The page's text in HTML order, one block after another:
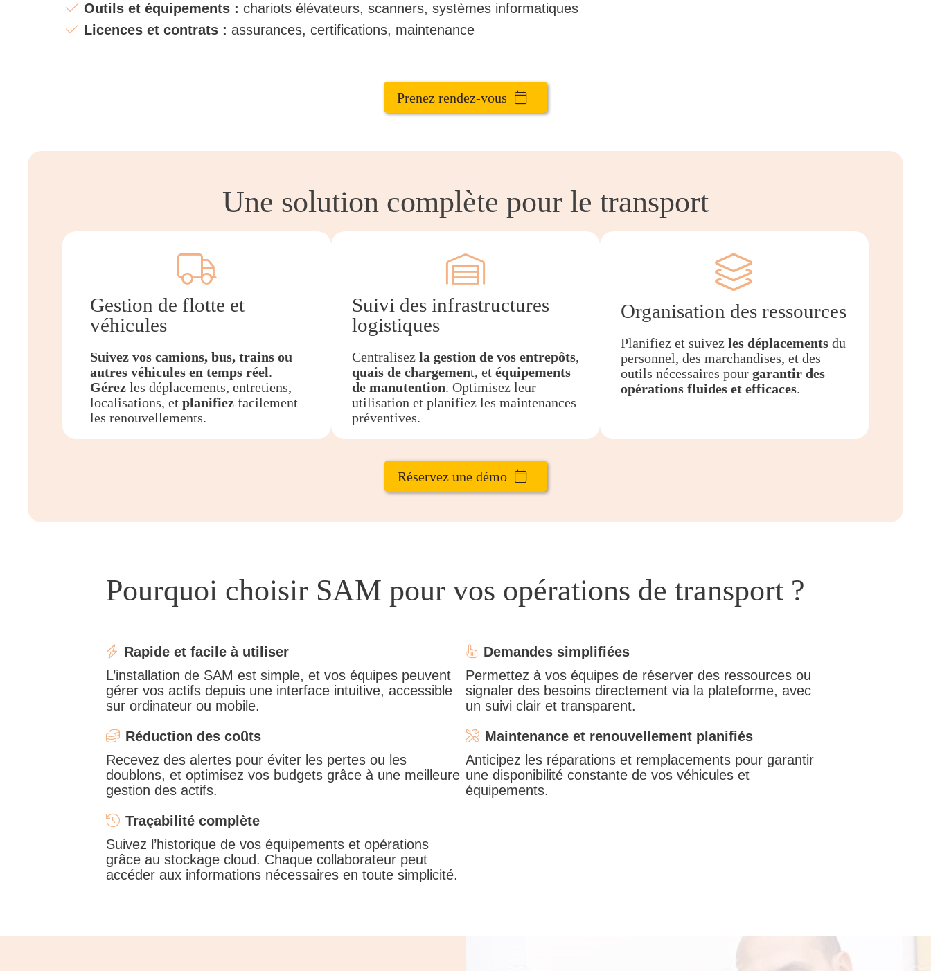
Outils et équipements : chariots élévateurs, scanners, systèmes informatiques
Licences et contrats : assurances, certifications, maintenance
Prenez rendez-vous
Une solution complète pour le transport
Gestion de flotte et
véhicules
Suivez vos camions, bus, trains ou
autres véhicules en temps réel.
Gérez les déplacements, entretiens,
localisations, et planifiez facilement
les renouvellements.
Suivi des infrastructures
logistiques
Centralisezla gestion de vos entrepôts,
quais de chargement, et équipements
de manutention. Optimisez leur
utilisation et planifiez les maintenances
préventives.
Organisation des ressources
Planifiez et suivezles déplacements du
personnel, des marchandises, et des
outils nécessaires pour garantir des
opérations fluides et efficaces.
Réservez une démo
Pourquoi choisir SAM pour vos opérations de transport ?
Rapide et facile à utiliser
L’installation de SAM est simple, et vos équipes peuvent
gérer vos actifs depuis une interface intuitive, accessible
sur ordinateur ou mobile.
Réduction des coûts
Recevez des alertes pour éviter les pertes ou les
doublons, et optimisez vos budgets grâce à une meilleure
gestion des actifs.
Traçabilité complète
Suivez l’historique de vos équipements et opérations
grâce au stockage cloud. Chaque collaborateur peut
accéder aux informations nécessaires en toute simplicité.
Demandes simplifiées
Permettez à vos équipes de réserver des ressources ou
signaler des besoins directement via la plateforme, avec
un suivi clair et transparent.
Maintenance et renouvellement planifiés
Anticipez les réparations et remplacements pour garantir
une disponibilité constante de vos véhicules et
équipements.